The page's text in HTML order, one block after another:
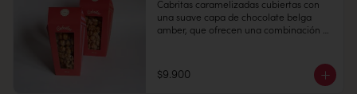
Duración: 15 días.
Cabritas caramelizadas cubiertas con
una suave capa de chocolate belga
amber, que ofrecen una combinación
180 grs.
$9.900